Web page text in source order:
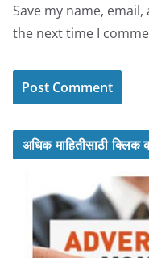
Save my name,
the next time I
अधिक माहितीसाठी क्लिक